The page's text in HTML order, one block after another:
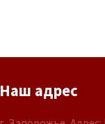
Наш адрес